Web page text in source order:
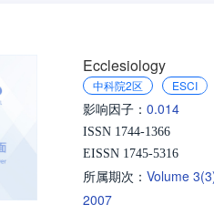
Ecclesiology
中科院2区 ESCI
影响因子： 0.014
ISSN 1744-1366
EISSN 1745-5316
所属期次： Volume
2007